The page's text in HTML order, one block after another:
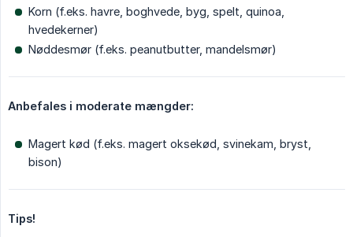
Korn (f.eks. havre, boghvede, byg, spelt, quinoa,
hvedekerner)
Nøddesmør (f.eks. peanutbutter, mandelsmør)
Anbefales i moderate mængder:
Magert kød (f.eks. magert oksekød, svinekam, bryst,
bison)
Tips!